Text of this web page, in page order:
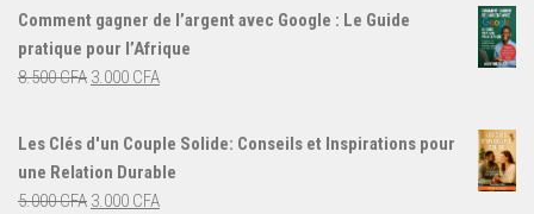
Comment gagner de l’argent avec Google : Le Guide
pratique pour l’Afrique
8.500CFA Le
initial
était :
8.500 CFA.
3.000 CFALe
actuel
est :
Les Clés d'un Couple Solide: Conseils et Inspirations pour
une Relation Durable
5.000CFA Le
3.000 CFALe